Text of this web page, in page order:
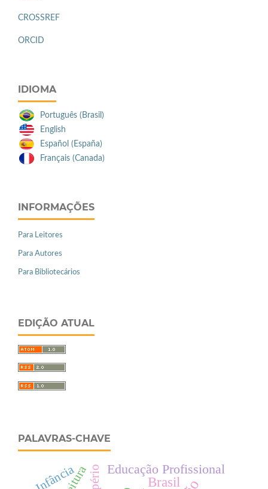
CROSSREF
ORCID
IDIOMA
Português (Brasil)
English
Español (España)
Français (Canada)
INFORMAÇÕES
Para Leitores
Para Autores
Para Bibliotecários
EDIÇÃO ATUAL
PALAVRAS-CHAVE
Brasil
Educação Profissional
Infância